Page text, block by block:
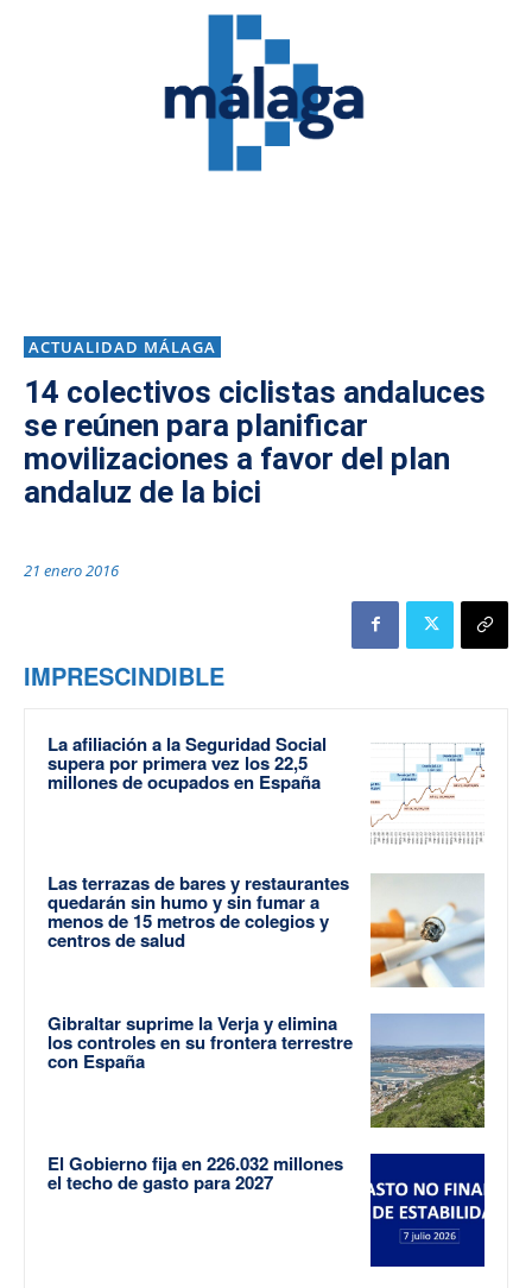
ACTUALIDAD MÁLAGA
14 colectivos ciclistas andaluces
se reúnen para planificar
movilizaciones a favor del plan
andaluz de la bici
21 enero 2016
IMPRESCINDIBLE
La afiliación a la Seguridad Social
supera por primera vez los 22,5
millones de ocupados en España
Las terrazas de bares y restaurantes
quedarán sin humo y sin fumar a
menos de 15 metros de colegios y
centros de salud
Gibraltar suprime la Verja y elimina
los controles en su frontera terrestre
con España
El Gobierno fija en 226.032 millones
el techo de gasto para 2027